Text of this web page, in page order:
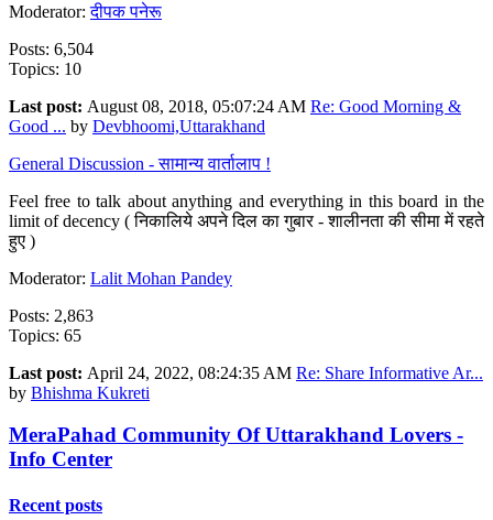
Moderator:दीपक पनेरू
Posts: 6,504
Topics: 10
Last post: August 08, 2018, 05:07:24 AM Re: Good Morning &
Good ... by Devbhoomi,Uttarakhand
General Discussion - सामान्य वार्तालाप !
Feel free to talk about anything and everything in this board in the
limit of decency ( निकालिये अपने दिल का गुबार - शालीनता की सीमा में रहते
हुए )
Moderator: Lalit Mohan Pandey
Posts: 2,863
Topics: 65
Last post: April 24, 2022, 08:24:35 AM Re: Share Informative Ar...
by Bhishma Kukreti
MeraPahad Community Of Uttarakhand Lovers -
Info Center
Recent posts